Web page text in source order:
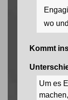
wo
Kommt
Um es